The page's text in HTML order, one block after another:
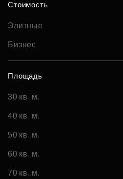
Стоимость
Элитные
Бизнес
Площадь
30 кв. м.
40 кв. м.
50 кв. м.
60 кв. м.
70 кв. м.